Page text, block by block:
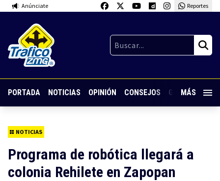
Anúnciate Reportes
PORTADA NOTICIAS OPINIÓN CONSEJOS GUARDIA
MÁS
NOTICIAS
Programa de robótica llegará a
colonia Rehilete en Zapopan